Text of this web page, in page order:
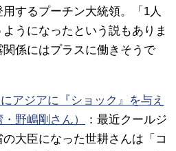
するプーチン大統領。「1人
うになったという説もありま
係にはプラスに働きそうで
アジアに『ショック』を与え
野嶋剛さん）
：最近クールジ
大臣になった世耕さんは「コ